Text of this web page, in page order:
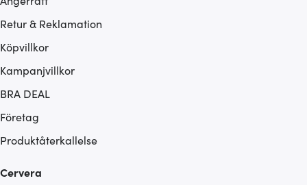
Retur & Reklamation
Köpvillkor
Kampanjvillkor
BRA DEAL
Företag
Produktåterkallelse
Cervera